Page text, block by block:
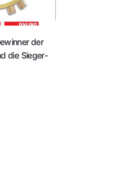
der
die Sieger-